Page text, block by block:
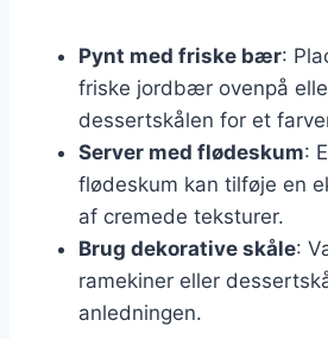
Pynt med friske bær:
friske jordbær ovenpå
dessertskålen for et
Server med flødeskum:
flødeskum kan tilføje en
af cremede teksturer.
Brug dekorative skåle:
ramekiner eller
anledningen.